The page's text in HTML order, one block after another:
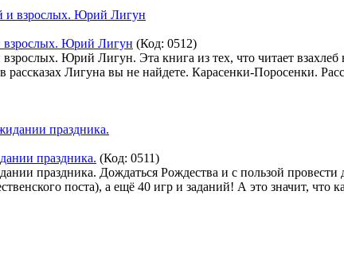
взрослых. Юрий Лигун (Код: 0512)
Юрий Лигун. Эта книга из тех, что читает
рассказах Лигуна вы не найдете. Карасенки-Поросенки.
праздника. (Код: 0511)
праздника. Дождаться Рождества и с пользой
поста), а ещё 40 игр и заданий! А это значит,